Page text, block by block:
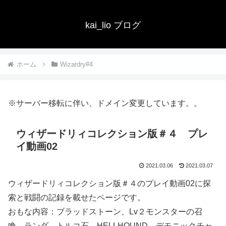
kai_lio ブログ
ホーム Wizardry#4
※サーバー移転に伴い、ドメイン変更しています。。
ウィザードリィコレクション版＃４ プレ
イ動画02
2021.03.06 2021.03.07
ウィザードリィコレクション版＃４のプレイ動画02に探
索と戦闘の記録を載せたページです。
おもな内容：ブラッドストーン、Lv２モンスターの召